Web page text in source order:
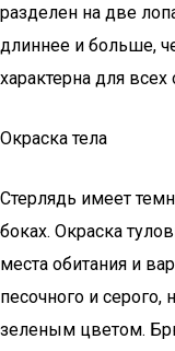
разделен на две
длиннее и больше,
характерна для всех
Окраска тела
Стерлядь имеет
боках. Окраска
места обитания и
песочного и серого,
зеленым цветом.